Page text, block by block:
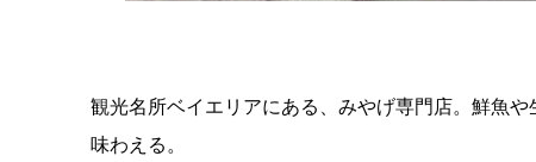
観光名所ベイエリアにある、みやげ専門店。鮮魚
味わえる。